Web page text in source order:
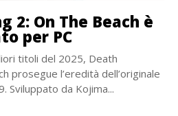
2: On The Beach è
per PC
titoli del 2025, Death
prosegue l’eredità dell’originale
Sviluppato da Kojima...